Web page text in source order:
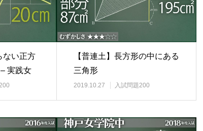
ない正方
実践女
【普連土】長方形の中にある
三角形
2019.10.27 入試問題200